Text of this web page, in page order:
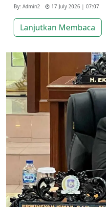
By: Admin2 17 July 2026 | 07:07
Lanjutkan Membaca